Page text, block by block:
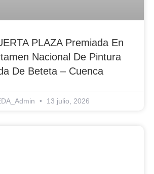
PLAZA Premiada En
Nacional De Pintura
De Beteta – Cuenca
13 julio, 2026